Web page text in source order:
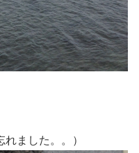
れました。。）